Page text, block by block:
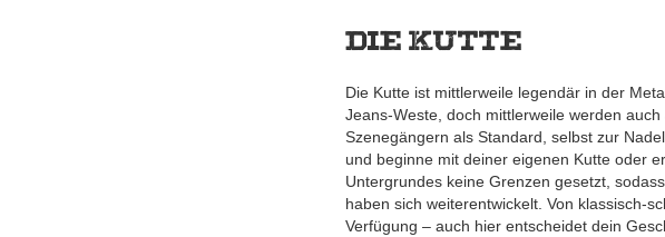
Die Kutte
Die Kutte ist mittlerweile legendär in der
Jeans-Weste, doch mittlerweile werden
Szenegängern als Standard, selbst zur
und beginne mit deiner eigenen Kutte oder
Untergrundes keine Grenzen gesetzt,
haben sich weiterentwickelt. Von klassisch-
Verfügung – auch hier entscheidet dein